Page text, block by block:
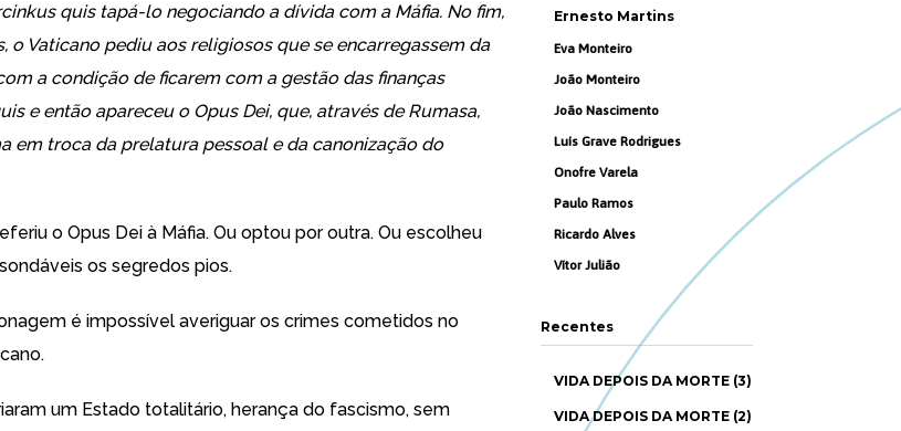
quis tapá-lo negociando a dívida com a Máfia. No fim,
o Vaticano pediu aos religiosos que se encarregassem da
a condição de ficarem com a gestão das finanças
e então apareceu o Opus Dei, que, através de Rumasa,
em troca da prelatura pessoal e da canonização do
o Opus Dei à Máfia. Ou optou por outra. Ou escolheu
os segredos pios.
é impossível averiguar os crimes cometidos no
um Estado totalitário, herança do fascismo, sem
Ernesto Martins
Eva Monteiro
João Monteiro
João Nascimento
Luís Grave Rodrigues
Onofre Varela
Paulo Ramos
Ricardo Alves
Vítor Julião
Recentes
VIDA DEPOIS DA MORTE (3)
VIDA DEPOIS DA MORTE (2)